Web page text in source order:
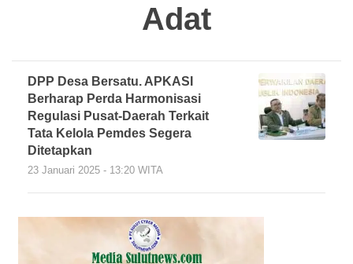
Adat
DPP Desa Bersatu. APKASI
Berharap Perda Harmonisasi
Regulasi Pusat-Daerah Terkait
Tata Kelola Pemdes Segera
Ditetapkan
23 Januari 2025 - 13:20 WITA